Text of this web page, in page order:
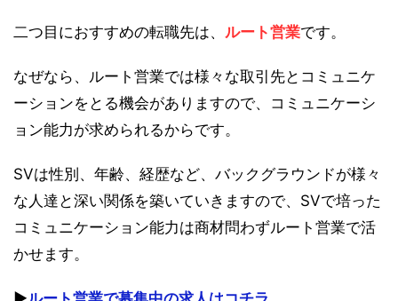
二つ目におすすめの転職先は、 ルート営業です。
なぜなら、ルート営業では様々な取引先とコミュニケ
ーションをとる機会がありますので、コミュニケーシ
ョン能力が求められるからです。
SVは性別、年齢、経歴など、バックグラウンドが様々
な人達と深い関係を築いていきますので、SVで培った
コミュニケーション能力は商材問わずルート営業で活
かせます。